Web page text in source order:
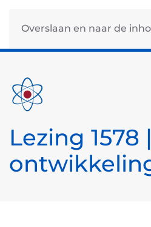
Overslaan en naar de
Lezing